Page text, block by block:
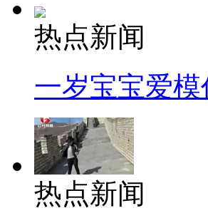
热点新闻
一岁宝宝爱
热点新闻